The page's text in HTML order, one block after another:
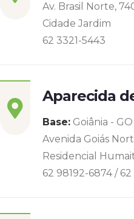
Av. Brasil Norte,
Cidade Jardim
62 3321-5443
Aparecida
Base: Goiânia - GO
Avenida Goiás
Residencial
62 98192-6874 /